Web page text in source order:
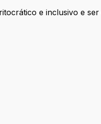
e inclusivo e